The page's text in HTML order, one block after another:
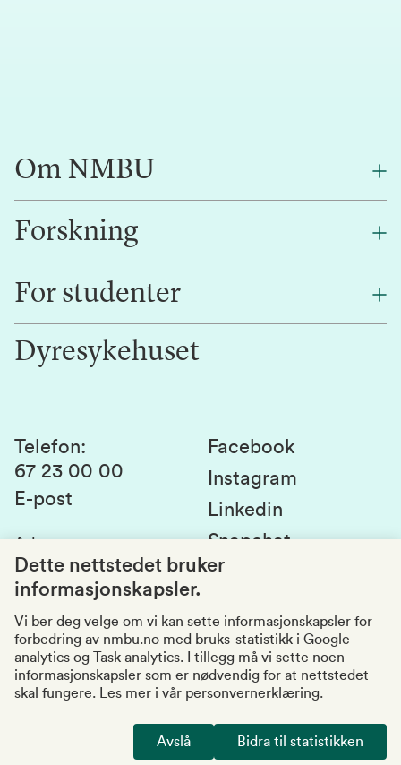
Om NMBU
Om oss
Alumni
Kontakt oss
Forskning
Forskning
Innovasjon
For studenter
Studentlivet
Studier og emner
Studenttinget
Si fra om avvik
Kvalitet i utdanningen
Dyresykehuset
Telefon:
67 23 00 00
E-post
Adresse:
Postboks 5003
1432 Ås
Organisasjonsnummer
969159570
Besøksadresser
Facebook
Instagram
Linkedin
Snapchat
Tilgjengelighetserklæring
Personvernerklæring
Dette nettstedet bruker
informasjonskapsler.
Vi ber deg velge om vi kan sette informasjonskapsler for
forbedring av nmbu.no med bruks-statistikk i Google
analytics og Task analytics. I tillegg må vi sette noen
informasjonskapsler som er nødvendig for at nettstedet
skal fungere.
Les mer i vår personvernerklæring.
Avslå Bidra til statistikken